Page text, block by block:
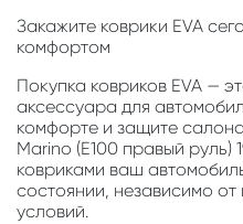
Закажите коврики EVA
комфортом
Покупка ковриков EVA —
аксессуара для
комфорте и защите
Marino (E100 правый
ковриками ваш
состоянии, независимо
условий.